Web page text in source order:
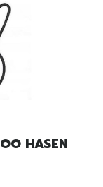
HASEN